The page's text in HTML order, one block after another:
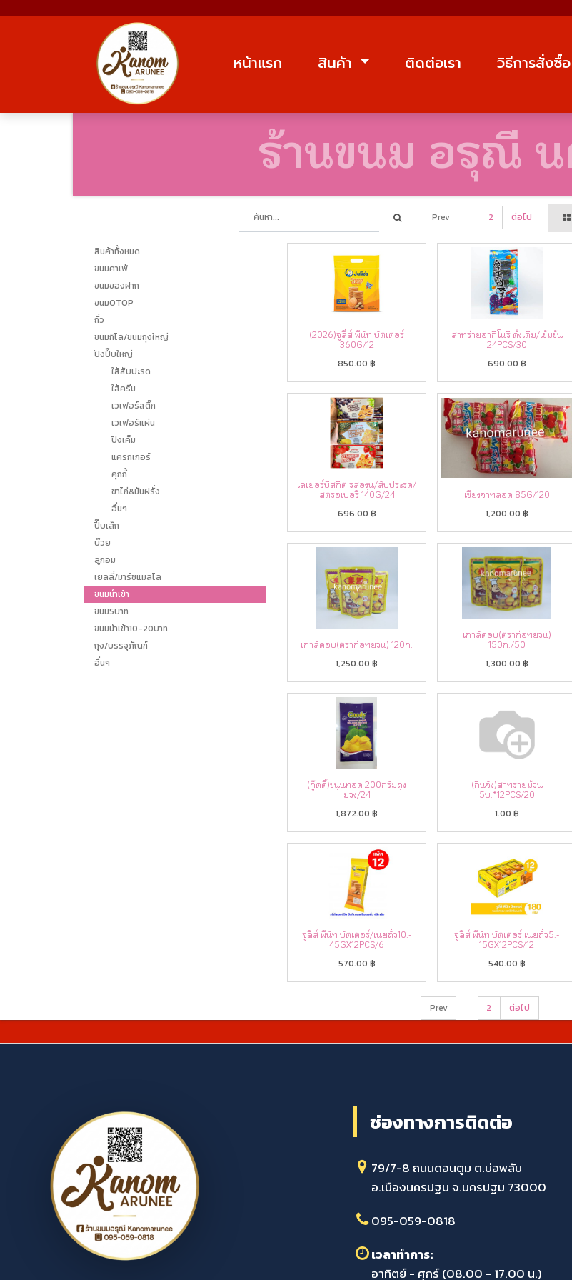
หน้าแรก สินค้า ติดต่อเรา วิธีการสั่งซื้อ
ร้านขนม อรุณี
Prev 2 ต่อไป
สินค้าทั้งหมด
ขนมคาเฟ่
ขนมของฝาก
ขนมOTOP
ถั่ว
ขนมกิโล/ขนมถุงใหญ่
ปังปี๊บใหญ่
ใส้สับปะรด
ใส้ครีม
เวเฟอร์สติ๊ก
เวเฟอร์แผ่น
ปังเค็ม
แครกเกอร์
คุกกี้
ขาไก่&มันฝรั่ง
อื่นๆ
ปี๊บเล็ก
บ๊วย
ลูกอม
เยลลี่/มาร์ชแมลโล
ขนมนำเข้า
ขนม5บาท
ขนมนำเข้า10-20บาท
ถุง/บรรจุภัณฑ์
อื่นๆ
(2026)จูลี่ส์ พีนัท บัตเตอร์
360G/12
850.00 ฿
สาหร่ายอากิโนริ ดั้งเดิม/เข้มข้น
24PCS/30
690.00 ฿
เลเยอร์บิสกิต รสองุ่น/สับประรด/
สตรอเบอรี่ 140G/24
696.00 ฿
เซียงจาหลอด 85G/120
1,200.00 ฿
เกาลัดอบ(ตราก่อหยวน) 120ก.
1,250.00 ฿
เกาลัดอบ(ตราก่อหยวน)
150ก./50
1,300.00 ฿
(กู๊ดดี้)ขนุนทอด 200กรัมถุง
ม่วง/24
1,872.00 ฿
(กินจัง)สาหร่ายม้วน
5บ.*12PCS/20
1.00 ฿
จูลีส์ พีนัท บัตเตอร์/เนยถั่ว10.-
45GX12PCS/6
570.00 ฿
จูลีส์ พีนัท บัตเตอร์ เนยถั่ว5.-
15GX12PCS/12
540.00 ฿
Prev 2 ต่อไป
ช่องทางการติดต่อ
79/7-8 ถนนดอนตูม ต.บ่อพลับ
อ.เมืองนครปฐม จ.นครปฐม 73000
095-059-0818
เวลาทำการ:
อาทิตย์ - ศุกร์ (08.00 - 17.00 น.)